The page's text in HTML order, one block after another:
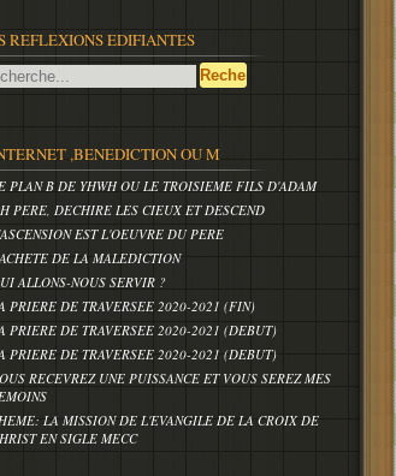
REFLEXIONS EDIFIANTES
,BENEDICTION OU M
PLAN B DE YHWH OU LE TROISIEME FILS D'ADAM
PERE, DECHIRE LES CIEUX ET DESCEND
EST L'OEUVRE DU PERE
DE LA MALEDICTION
ALLONS-NOUS SERVIR ?
PRIERE DE TRAVERSEE 2020-2021 (FIN)
PRIERE DE TRAVERSEE 2020-2021 (DEBUT)
PRIERE DE TRAVERSEE 2020-2021 (DEBUT)
RECEVREZ UNE PUISSANCE ET VOUS SEREZ MES
LA MISSION DE L'EVANGILE DE LA CROIX DE
EN SIGLE MECC